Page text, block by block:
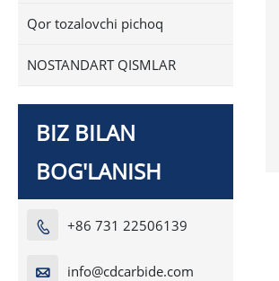
Qor tozalovchi pichoq
NOSTANDART QISMLAR
BIZ BILAN
BOG'LANISH
 +86 731 22506139
 info@cdcarbide.com